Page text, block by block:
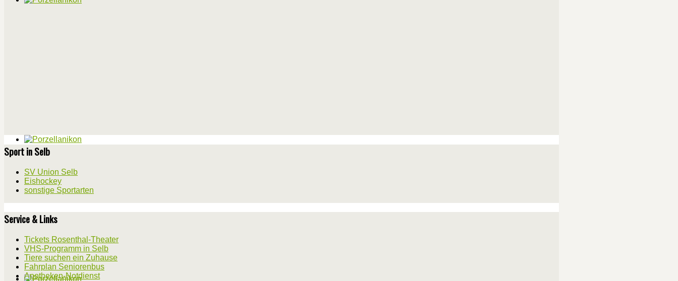
Sport in Selb
SV Union Selb
Eishockey
sonstige Sportarten
Service & Links
Tickets Rosenthal-Theater
VHS-Programm in Selb
Tiere suchen ein Zuhause
Fahrplan Seniorenbus
Apotheken-Notdienst